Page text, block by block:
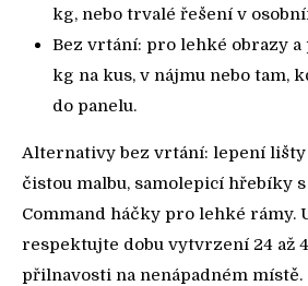
kg, nebo trvalé řešení v
Bez vrtání: pro lehké obrazy a
kg na kus, v nájmu nebo tam,
do panelu.
Alternativy bez vrtání: lepení lišty
čistou malbu, samolepicí hřebíky
Command háčky pro lehké rámy.
respektujte dobu vytvrzení 24 až
přilnavosti na nenápadném místě.